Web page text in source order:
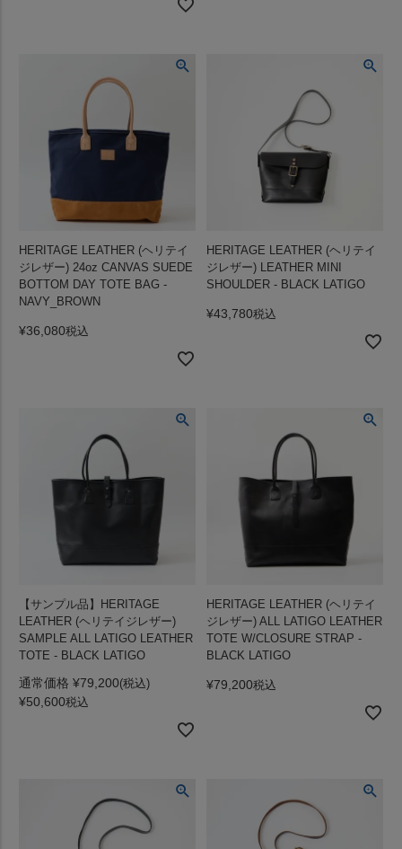
HERITAGE LEATHER (ヘリテイ
ジレザー) 24oz CANVAS SUEDE
BOTTOM DAY TOTE BAG -
NAVY_BROWN
¥36,080税込
HERITAGE LEATHER (ヘリテイ
ジレザー) LEATHER MINI
SHOULDER - BLACK LATIGO
¥43,780税込
【サンプル品】HERITAGE
LEATHER (ヘリテイジレザー)
SAMPLE ALL LATIGO LEATHER
TOTE - BLACK LATIGO
通常価格 ¥79,200
¥50,600税込
HERITAGE LEATHER (ヘリテイ
ジレザー) ALL LATIGO LEATHER
TOTE W/CLOSURE STRAP -
BLACK LATIGO
¥79,200税込